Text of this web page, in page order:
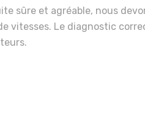
sûre et agréable, nous
vitesses. Le diagnostic